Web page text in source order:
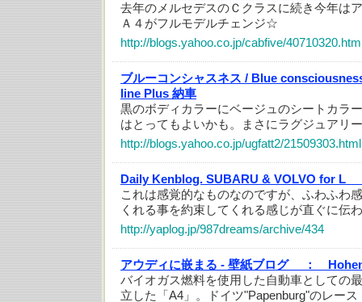
去年のメルセデスのＣクラスに続き今年
Ａ４がフルモデルチェンジ☆
http://blogs.yahoo.co.jp/cabfive/
ブルーコンシャスネス / Blue
line Plus 納車
黒のボディカラーにベージュのシートカラ
はとってもよいかも。まさにラグジュアリ
http://blogs.yahoo.co.jp/ugfatt2/21509303.html
Daily Kenblog. SUBARU & VOLVO for L
これは感覚的なものなのですが、ふわふわ
くれる事を約束してくれる感じが直ぐに伝
http://yaplog.jp/987dreams/archive/434
アウディに嵌まる - 壁紙ブログ ：
バイオガス燃料を使用した自動車としての
立した「A4」。ドイツ"Papenburg"のレー